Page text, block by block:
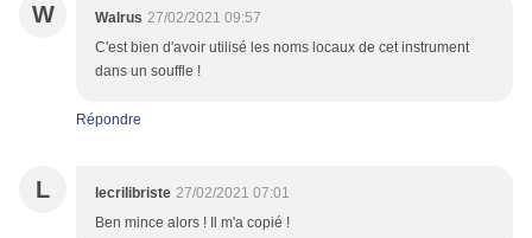
W Walrus 27/02/2021 09:57
C'est bien d'avoir utilisé les noms locaux de cet instrument
dans un souffle !
Répondre
L lecrilibriste 27/02/2021 07:01
Ben mince alors ! Il m'a copié !